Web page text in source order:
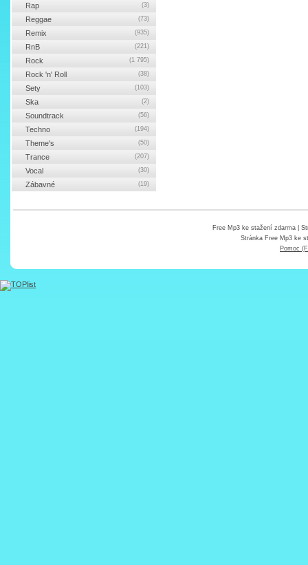
Rap (3)
Reggae (73)
Remix (935)
RnB (221)
Rock (1 795)
Rock 'n' Roll (38)
Sety (103)
Ska (2)
Soundtrack (56)
Techno (194)
Theme's (50)
Trance (207)
Vocal (30)
Zábavné (19)
Free Mp3 ke stažení zdarma|
Stránka Free Mp3 ke
Pomoc